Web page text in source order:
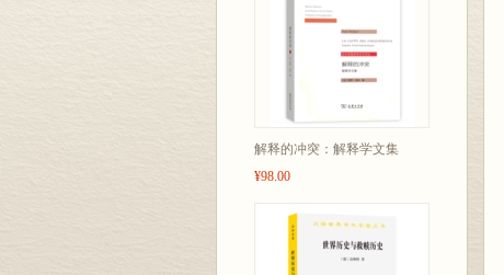
解释的冲突：解释学文集
¥98.00